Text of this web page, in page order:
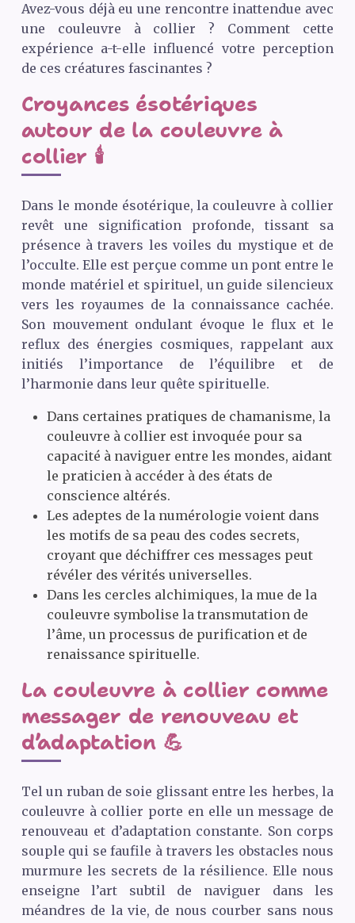
Avez-vous déjà eu une rencontre inattendue avec
une couleuvre à collier ? Comment cette
expérience a-t-elle influencé votre perception
de ces créatures fascinantes ?
Croyances ésotériques
autour de la couleuvre à
collier 🕯️
Dans le monde ésotérique, la couleuvre à collier
revêt une signification profonde, tissant sa
présence à travers les voiles du mystique et de
l’occulte. Elle est perçue comme un pont entre le
monde matériel et spirituel, un guide silencieux
vers les royaumes de la connaissance cachée.
Son mouvement ondulant évoque le flux et le
reflux des énergies cosmiques, rappelant aux
initiés l’importance de l’équilibre et de
l’harmonie dans leur quête spirituelle.
Dans certaines pratiques de chamanisme, la
couleuvre à collier est invoquée pour sa
capacité à naviguer entre les mondes, aidant
le praticien à accéder à des états de
conscience altérés.
Les adeptes de la numérologie voient dans
les motifs de sa peau des codes secrets,
croyant que déchiffrer ces messages peut
révéler des vérités universelles.
Dans les cercles alchimiques, la mue de la
couleuvre symbolise la transmutation de
l’âme, un processus de purification et de
renaissance spirituelle.
La couleuvre à collier comme
messager de renouveau et
d’adaptation 💪
Tel un ruban de soie glissant entre les herbes, la
couleuvre à collier porte en elle un message de
renouveau et d’adaptation constante. Son corps
souple qui se faufile à travers les obstacles nous
murmure les secrets de la résilience. Elle nous
enseigne l’art subtil de naviguer dans les
méandres de la vie, de nous courber sans nous